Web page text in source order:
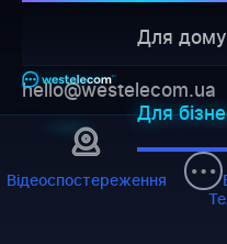
Для дому
Для
hello@westelecom.ua
Відеоспостереження